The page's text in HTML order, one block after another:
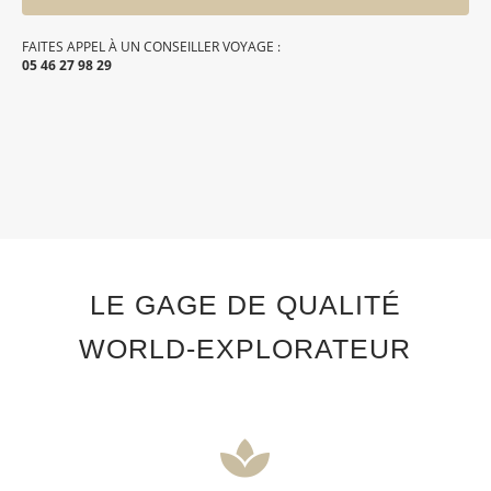
FAITES APPEL À UN CONSEILLER VOYAGE :
05 46 27 98 29
LE GAGE DE QUALITÉ
WORLD-EXPLORATEUR